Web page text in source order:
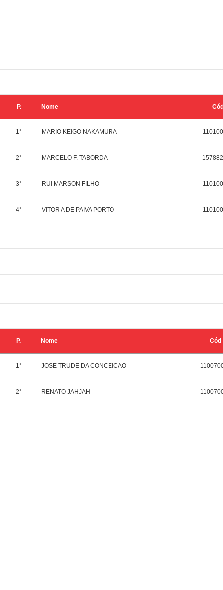
P. Nome Cód
1° MARIO KEIGO NAKAMURA
2° MARCELO F. TABORDA
3° RUI MARSON FILHO
4° VITOR A DE PAIVA PORTO
P. Nome Cód
1° JOSE TRUDE DA CONCEICAO
2° RENATO JAHJAH